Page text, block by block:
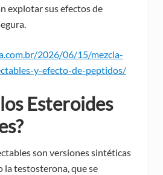
explotar sus efectos de
2026/06/15/mezcla-
y-efecto-de-peptidos/
Esteroides
son versiones sintéticas
la testosterona, que se